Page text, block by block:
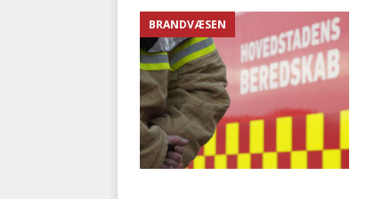
BRANDVÆSEN